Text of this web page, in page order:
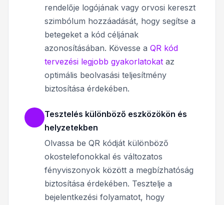
rendelője logójának vagy orvosi kereszt
szimbólum hozzáadását, hogy segítse a
betegeket a kód céljának
azonosításában. Kövesse a QR kód
tervezési legjobb gyakorlatokat az
optimális beolvasási teljesítmény
biztosítása érdekében.
Tesztelés különböző eszközökön és
helyzetekben
Olvassa be QR kódját különböző
okostelefonokkal és változatos
fényviszonyok között a megbízhatóság
biztosítása érdekében. Tesztelje a
bejelentkezési folyamatot, hogy